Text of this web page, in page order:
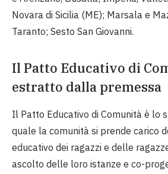
Novara di Sicilia (ME); Marsala e
Taranto; Sesto San Giovanni.
Il Patto Educativo di
estratto dalla premessa
Il Patto Educativo di Comunità è lo
quale la comunità si prende carico
educativo dei ragazzi e delle
ascolto delle loro istanze e co-